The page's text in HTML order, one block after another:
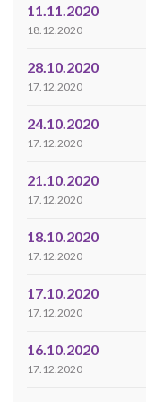
11.11.2020
18.12.2020
28.10.2020
17.12.2020
24.10.2020
17.12.2020
21.10.2020
17.12.2020
18.10.2020
17.12.2020
17.10.2020
17.12.2020
16.10.2020
17.12.2020